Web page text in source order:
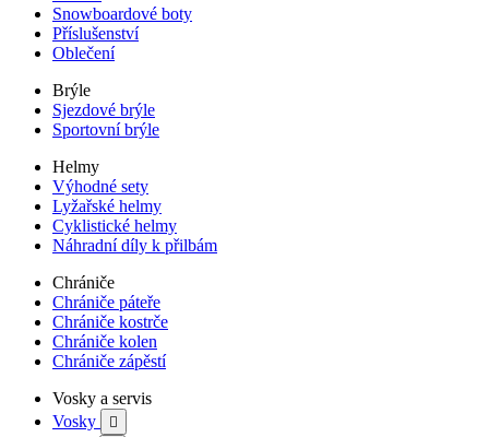
Snowboardové boty
Příslušenství
Oblečení
Brýle
Sjezdové brýle
Sportovní brýle
Helmy
Výhodné sety
Lyžařské helmy
Cyklistické helmy
Náhradní díly k přilbám
Chrániče
Chrániče páteře
Chrániče kostrče
Chrániče kolen
Chrániče zápěstí
Vosky a servis
Vosky
